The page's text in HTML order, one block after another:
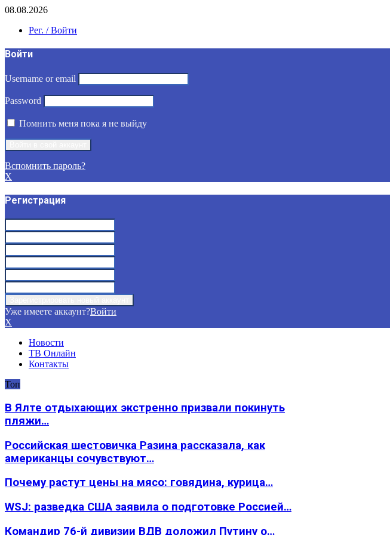
08.08.2026
Рег. / Войти
Войти
Username or email
Password
Помнить меня пока я не выйду
Вспомнить пароль?
X
Регистрация
Уже имеете аккаунт?Войти
X
Новости
ТВ Онлайн
Контакты
Топ
В Ялте отдыхающих экстренно призвали покинуть
пляжи…
Российская шестовичка Разина рассказала, как
американцы сочувствуют…
Почему растут цены на мясо: говядина, курица…
WSJ: разведка США заявила о подготовке Россией…
Командир 76-й дивизии ВДВ доложил Путину о…